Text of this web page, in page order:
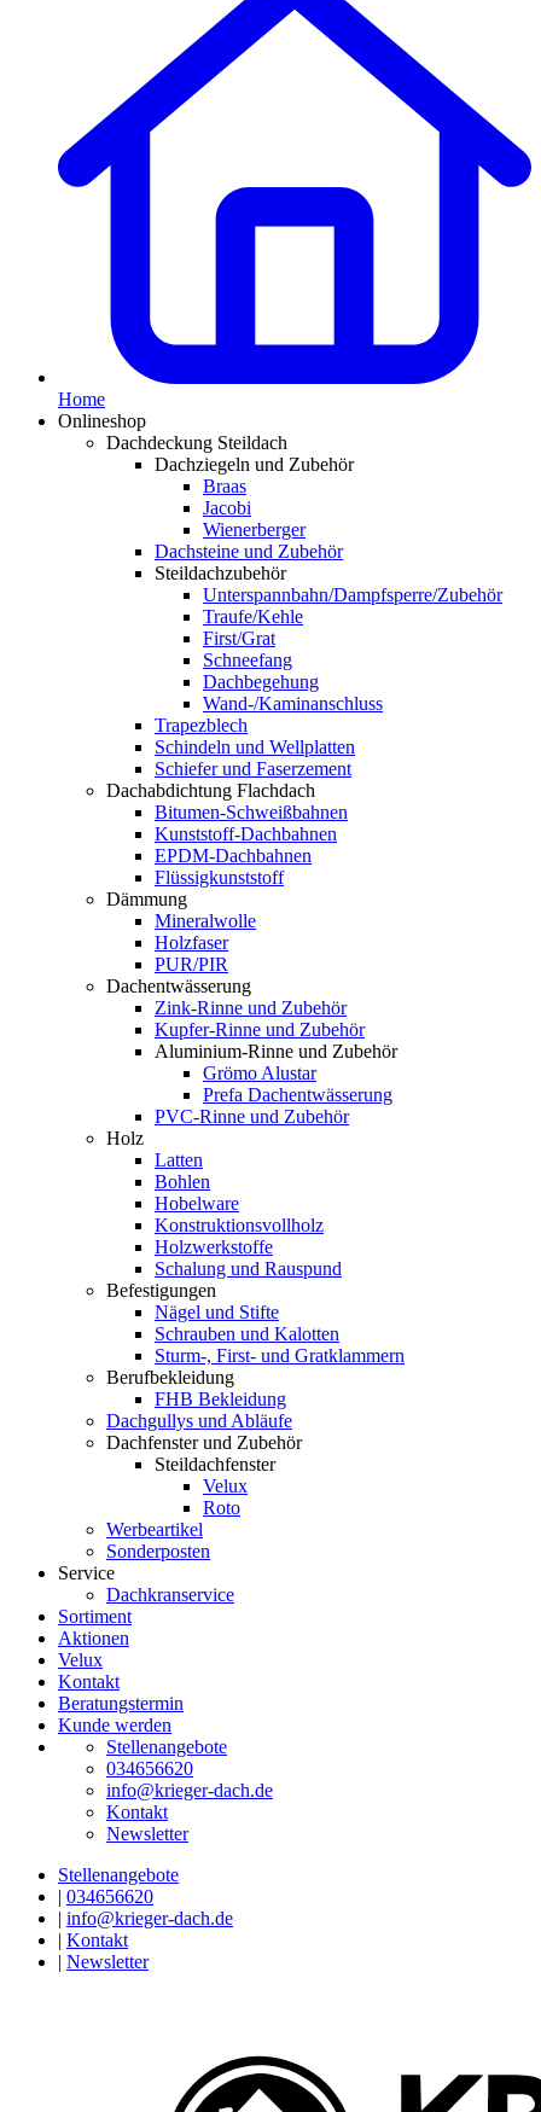
Home
Onlineshop
Dachdeckung Steildach
Dachziegeln und Zubehör
Braas
Jacobi
Wienerberger
Dachsteine und Zubehör
Steildachzubehör
Unterspannbahn/Dampfsperre/Zubehör
Traufe/Kehle
First/Grat
Schneefang
Dachbegehung
Wand-/Kaminanschluss
Trapezblech
Schindeln und Wellplatten
Schiefer und Faserzement
Dachabdichtung Flachdach
Bitumen-Schweißbahnen
Kunststoff-Dachbahnen
EPDM-Dachbahnen
Flüssigkunststoff
Dämmung
Mineralwolle
Holzfaser
PUR/PIR
Dachentwässerung
Zink-Rinne und Zubehör
Kupfer-Rinne und Zubehör
Aluminium-Rinne und Zubehör
Grömo Alustar
Prefa Dachentwässerung
PVC-Rinne und Zubehör
Holz
Latten
Bohlen
Hobelware
Konstruktionsvollholz
Holzwerkstoffe
Schalung und Rauspund
Befestigungen
Nägel und Stifte
Schrauben und Kalotten
Sturm-, First- und Gratklammern
Berufbekleidung
FHB Bekleidung
Dachgullys und Abläufe
Dachfenster und Zubehör
Steildachfenster
Velux
Roto
Werbeartikel
Sonderposten
Service
Dachkranservice
Sortiment
Aktionen
Velux
Kontakt
Beratungstermin
Kunde werden
Stellenangebote
034656620
info@krieger-dach.de
Kontakt
Newsletter
Stellenangebote
| 034656620
| info@krieger-dach.de
| Kontakt
| Newsletter